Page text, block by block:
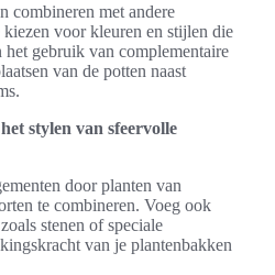
combineren met andere
kiezen voor kleuren en stijlen die
gebruik van complementaire
van de potten naast
stylen van sfeervolle
door planten van
te combineren. Voeg ook
stenen of speciale
van je plantenbakken